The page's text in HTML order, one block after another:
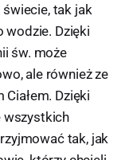
tak jak
wodzie. Dzięki
św. może
ale również ze
Dzięki
wszystkich
tak, jak